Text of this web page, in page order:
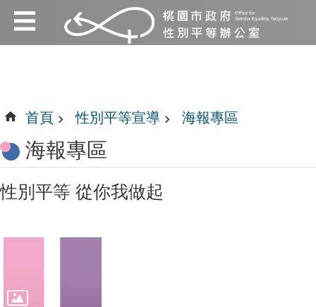
跳到主要內容區塊
:::
:::
首頁 性別平等宣導 海報專區
海報專區
性別平等 從你我做起